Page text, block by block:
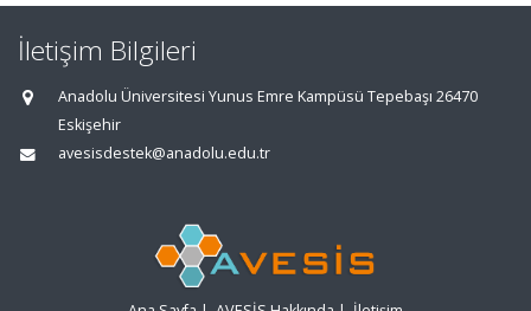
İletişim Bilgileri
Anadolu Üniversitesi Yunus Emre Kampüsü Tepebaşı 26470
Eskişehir
avesisdestek@anadolu.edu.tr